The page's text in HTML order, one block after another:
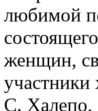
любимой
женщин,
С. Халепо,